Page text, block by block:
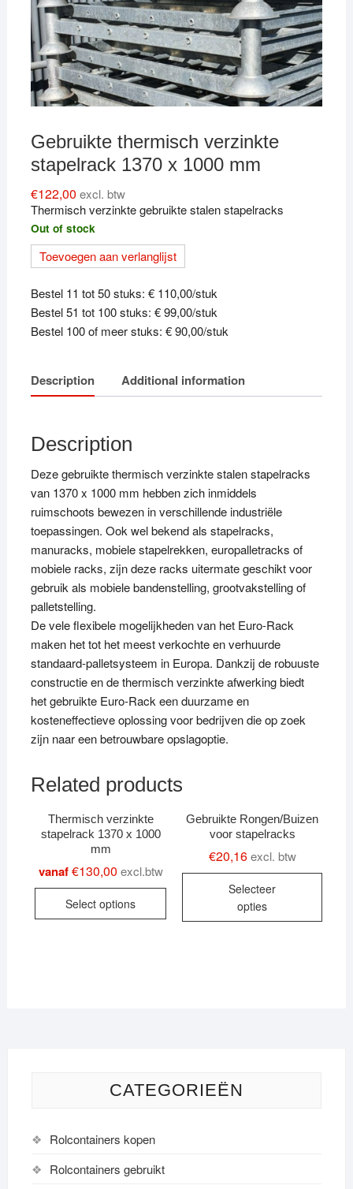
Gebruikte thermisch verzinkte
stapelrack 1370 x 1000 mm
€122,00 excl. btw
Thermisch verzinkte gebruikte stalen stapelracks
Out of stock
Toevoegen aan verlanglijst
Bestel 11 tot 50 stuks: € 110,00/stuk
Bestel 51 tot 100 stuks: € 99,00/stuk
Bestel 100 of meer stuks: € 90,00/stuk
Description Additional information
Description
Deze gebruikte thermisch verzinkte stalen stapelracks
van 1370 x 1000 mm hebben zich inmiddels
ruimschoots bewezen in verschillende industriële
toepassingen. Ook wel bekend als stapelracks,
manuracks, mobiele stapelrekken, europalletracks of
mobiele racks, zijn deze racks uitermate geschikt voor
gebruik als mobiele bandenstelling, grootvakstelling of
palletstelling.
De vele flexibele mogelijkheden van het Euro-Rack
maken het tot het meest verkochte en verhuurde
standaard-palletsysteem in Europa. Dankzij de robuuste
constructie en de thermisch verzinkte afwerking biedt
het gebruikte Euro-Rack een duurzame en
kosteneffectieve oplossing voor bedrijven die op zoek
zijn naar een betrouwbare opslagoptie.
Related products
Thermisch verzinkte
stapelrack 1370 x 1000
mm
vanaf€130,00 excl.btw
Select options
This
on
the
Gebruikte Rongen/Buizen
voor stapelracks
€20,16 excl. btw
Selecteer
opties
CATEGORIEËN
Rolcontainers kopen
Rolcontainers gebruikt